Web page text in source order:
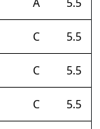
C 5.5
C 5.5
C 5.5